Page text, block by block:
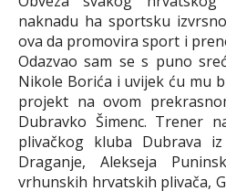
naknadu ha sportsku
ova da promovira sport i
Odazvao sam se s puno
Nikole Borića i uvijek ću mu
projekt na ovom
Dubravko Šimenc. Trener
plivačkog kluba Dubrava
Draganje, Alekseja
vrhunskih hrvatskih plivača,